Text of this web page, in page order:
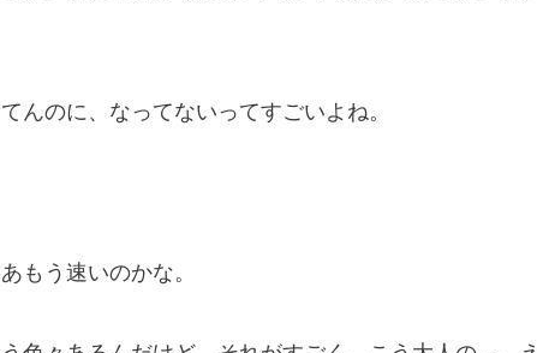
んのに、なってないってすごいよね。
もう速いのかな。